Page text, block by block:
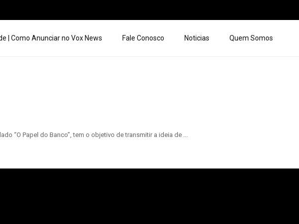
| Como Anunciar no Vox News Fale Conosco Noticias Quem Somos
“O Papel do Banco”, tem o objetivo de transmitir a ideia de ...